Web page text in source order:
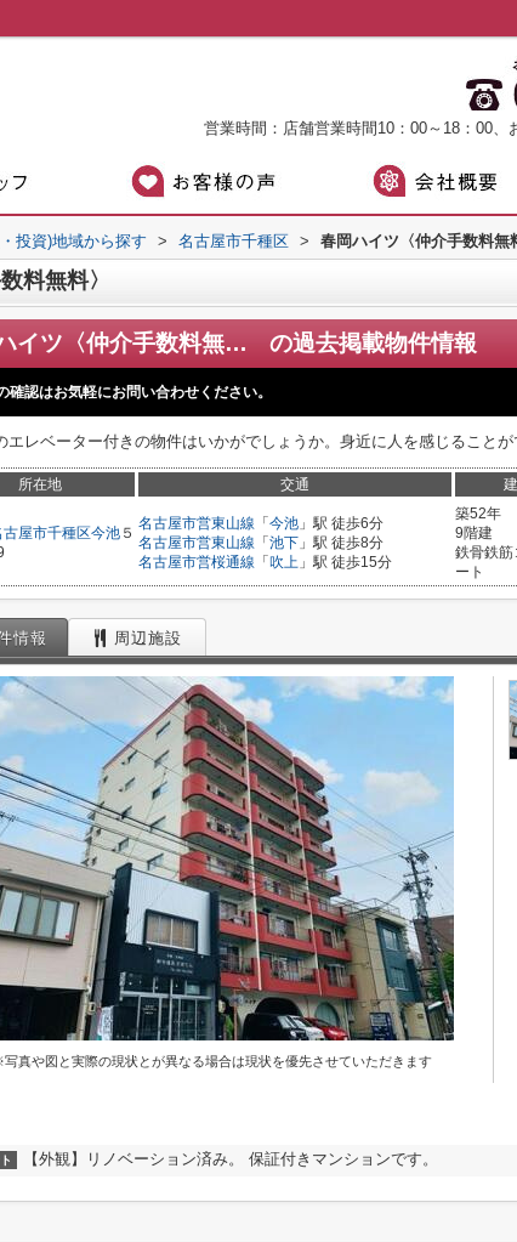
営業時間：店舗営業時間10：00～18：00、
投資)地域から探す > 名古屋市千種区 > 春岡ハイツ〈仲介手数料無
料無料〉
春岡ハイツ〈仲介手数料無料〉 の過去掲載物件情報
確認はお気軽にお問い合わせください。
エレベーター付きの物件はいかがでしょうか。身近に人を感じることが
所在地 交通
古屋市千種区今池 ５
名古屋市営東山線 「 今池 」駅 徒歩6分
名古屋市営東山線 「 池下 」駅 徒歩8分
名古屋市営桜通線 「 吹上 」駅 徒歩15分
築52年
9階建
鉄骨鉄筋
ート
情報 周辺施設
真や図と実際の現状とが異なる場合は現状を優先させていただきます
【外観】リノベーション済み。 保証付きマンションです。